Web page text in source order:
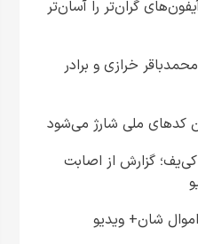
گران‌تر را آسان‌تر
خرازی و برادر
گزارش از اصابت
شان+ ویدیو